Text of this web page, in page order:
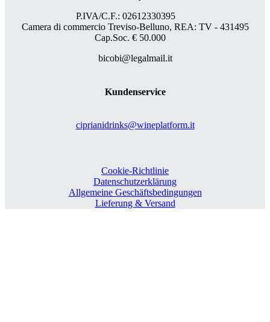
P.IVA/C.F.: 02612330395
Camera di commercio Treviso-Belluno, REA: TV - 431495
Cap.Soc. € 50.000
bicobi@legalmail.it
Kundenservice
ciprianidrinks@wineplatform.it
Cookie-Richtlinie
Datenschutzerklärung
Allgemeine Geschäftsbedingungen
Lieferung & Versand